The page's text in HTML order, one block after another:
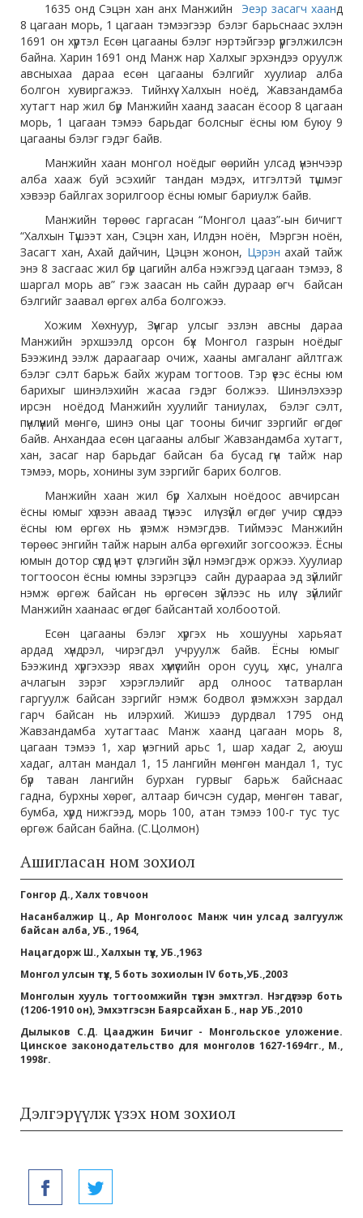
1635 онд Сэцэн хан анх Манжийн Эеэр засагч хаанд
8 цагаан морь, 1 цагаан тэмээгээр бэлэг барьснаас эхлэн
1691 он хүртэл Есөн цагааны бэлэг нэртэйгээр үргэлжилсэн
байна. Харин 1691 онд Манж нар Халхыг эрхэндээ оруулж
авсныхаа дараа есөн цагааны бэлгийг хуулиар алба
болгон хувиргажээ. Тийнхүү Халхын ноёд, Жавзандамба
хутагт нар жил бүр Манжийн хаанд заасан ёсоор 8 цагаан
морь, 1 цагаан тэмээ барьдаг болсныг ёсны юм буюу 9
цагааны бэлэг гэдэг байв.
Манжийн хаан монгол ноёдыг өөрийн улсад үнэнчээр
алба хааж буй эсэхийг тандан мэдэх, итгэлтэй түшмэг
хэвээр байлгах зорилгоор ёсны юмыг бариулж байв.
Манжийн төрөөс гаргасан “Монгол цааз”-ын бичигт
“Халхын Түшээт хан, Сэцэн хан, Илдэн ноён, Мэргэн ноён,
Засагт хан, Ахай дайчин, Цэцэн жонон, Цэрэн ахай тайж
энэ 8 засгаас жил бүр цагийн алба нэжгээд цагаан тэмээ, 8
шаргал морь ав” гэж заасан нь сайн дураар өгч байсан
бэлгийг заавал өргөх алба болгожээ.
Хожим Хөхнуур, Зүүнгар улсыг эзлэн авсны дараа
Манжийн эрхшээлд орсон бүх Монгол газрын ноёдыг
Бээжинд ээлж дараагаар очиж, хааны амгаланг айлтгаж
бэлэг сэлт барьж байх журам тогтоов. Тэр үеэс ёсны юм
барихыг шинэлэхийн жасаа гэдэг болжээ. Шинэлэхээр
ирсэн ноёдод Манжийн хуулийг таниулах, бэлэг сэлт,
пүнлүүний мөнгө, шинэ оны цаг тооны бичиг зэргийг өгдөг
байв. Анхандаа есөн цагааны албыг Жавзандамба хутагт,
хан, засаг нар барьдаг байсан ба бусад гүн тайж нар
тэмээ, морь, хонины зум зэргийг барих болгов.
Манжийн хаан жил бүр Халхын ноёдоос авчирсан
ёсны юмыг хүлээн аваад түүнээс илүү зүйл өгдөг учир сүүлдээ
ёсны юм өргөх нь үлэмж нэмэгдэв. Тиймээс Манжийн
төрөөс энгийн тайж нарын алба өргөхийг зогсоожээ. Ёсны
юмын дотор сүүлд үнэт үслэгийн зүйл нэмэгдэж оржээ. Хуулиар
тогтоосон ёсны юмны зэрэгцээ сайн дураараа эд зүйлийг
нэмж өргөж байсан нь өргөсөн зүйлээс нь илүү зүйлийг
Манжийн хаанаас өгдөг байсантай холбоотой.
Есөн цагааны бэлэг хүргэх нь хошууны харьяат
ардад хүндрэл, чирэгдэл учруулж байв. Ёсны юмыг
Бээжинд хүргэхээр явах хүмүүсийн орон сууц, хүнс, уналга
ачлагын зэрэг хэрэглэлийг ард олноос татварлан
гаргуулж байсан зэргийг нэмж бодвол үлэмжхэн зардал
гарч байсан нь илэрхий. Жишээ дурдвал 1795 онд
Жавзандамба хутагтаас Манж хаанд цагаан морь 8,
цагаан тэмээ 1, хар үнэгний арьс 1, шар хадаг 2, аюуш
хадаг, алтан мандал 1, 15 лангийн мөнгөн мандал 1, тус
бүр таван лангийн бурхан гурвыг барьж байснаас
гадна, бурхны хөрөг, алтаар бичсэн судар, мөнгөн таваг,
бумба, хүрд нижгээд, морь 100, атан тэмээ 100-г тус тус
өргөж байсан байна. (С.Цолмон)
Ашигласан ном зохиол
Гонгор Д., Халх товчоон
Насанбалжир Ц., Ар Монголоос Манж чин улсад залгуулж
байсан алба, УБ., 1964,
Нацагдорж Ш., Халхын түүх, УБ.,1963
Монгол улсын түүх, 5 боть зохиолын IV боть,УБ.,2003
Монголын хууль тогтоомжийн түүхэн эмхтгэл. Нэгдүгээр боть
(1206-1910 он), Эмхэтгэсэн Баярсайхан Б., нар УБ.,2010
Дылыков С.Д. Цааджин Бичиг - Монгольское уложение.
Цинское законодательство для монголов 1627-1694гг., М.,
1998г.
Дэлгэрүүлж үзэх ном зохиол